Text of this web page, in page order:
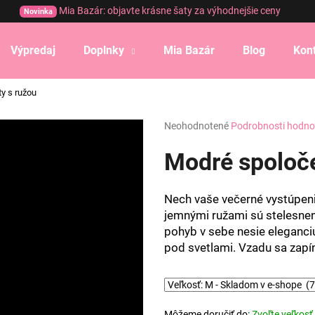
Novinka Mia Bazár: objavte krásne šaty za výhodnejšie ceny
Výpredaj Doplnky Mia Bazár Blog
s ružou
Priemerné
produktu
je
5
hviezdičiek.
Neohodnotené Podrobnosti
Modré
Nech vaše večerné
jemnými ružami sú
pohyb v sebe nesie
pod svetlami. Vzadu sa
Čo potrebujete nájsť?
HĽADAŤ